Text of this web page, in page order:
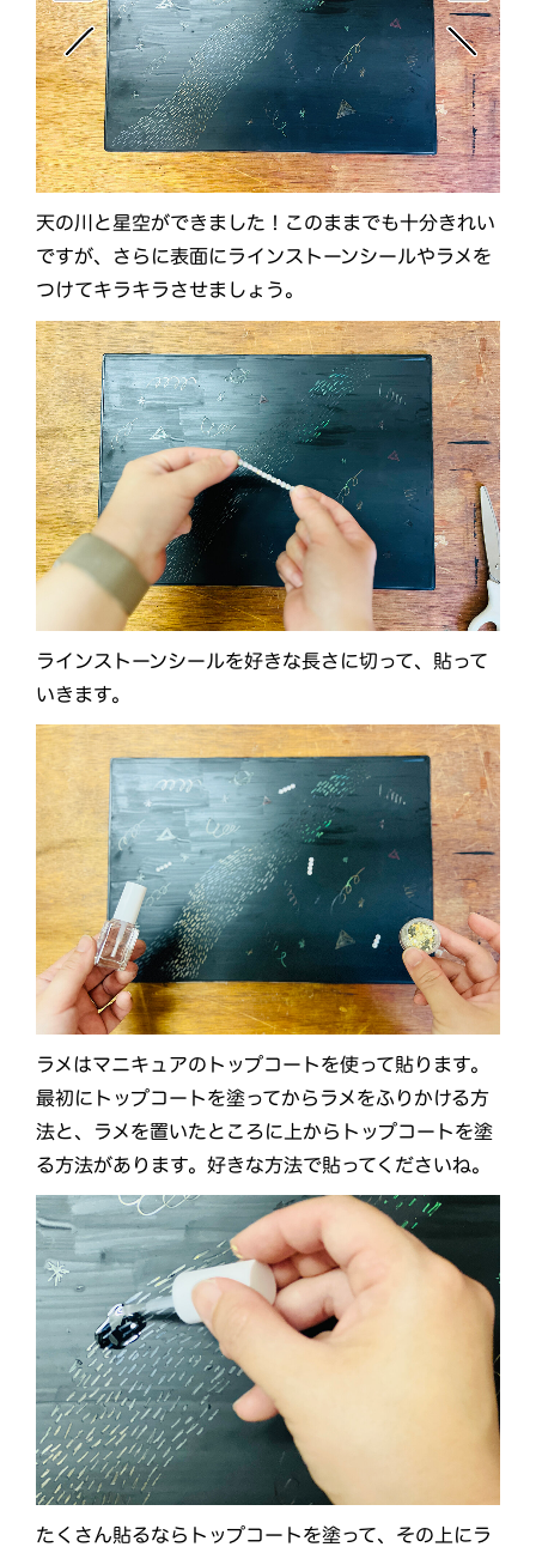
天の川と星空ができました！このままでも十分きれい
ですが、さらに表面にラインストーンシールやラメを
つけてキラキラさせましょう。
ラインストーンシールを好きな長さに切って、貼って
いきます。
ラメはマニキュアのトップコートを使って貼ります。
最初にトップコートを塗ってからラメをふりかける方
法と、ラメを置いたところに上からトップコートを塗
る方法があります。好きな方法で貼ってくださいね。
たくさん貼るならトップコートを塗って、その上にラ